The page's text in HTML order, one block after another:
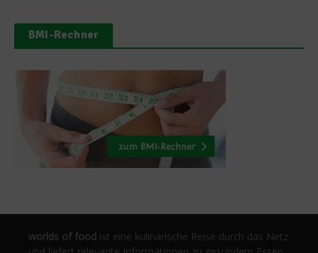
BMI-Rechner
worlds of food ist eine kulinarische Reise durch das Netz